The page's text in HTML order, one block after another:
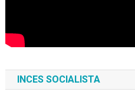
INCES SOCIALISTA